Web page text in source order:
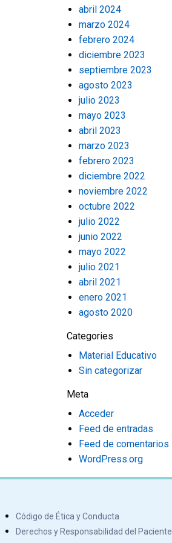
abril 2024
marzo 2024
febrero 2024
diciembre 2023
septiembre 2023
agosto 2023
julio 2023
mayo 2023
abril 2023
marzo 2023
febrero 2023
diciembre 2022
noviembre 2022
octubre 2022
julio 2022
junio 2022
mayo 2022
julio 2021
abril 2021
enero 2021
agosto 2020
Categories
Material Educativo
Sin categorizar
Meta
Acceder
Feed de entradas
Feed de comentarios
WordPress.org
Código de Ética y Conducta
Derechos y Responsabilidad del Paciente